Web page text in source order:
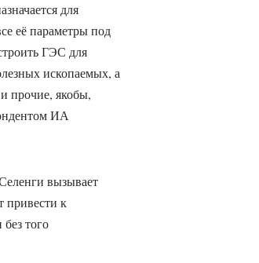
для
её параметры под
ГЭС для
ископаемых, а
прочие, якобы,
ИА
вызывает
привести к
того